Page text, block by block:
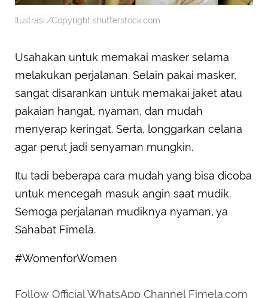
Ilustrasi./Copyright shutterstock.com
Usahakan untuk memakai masker selama
melakukan perjalanan. Selain pakai masker,
sangat disarankan untuk memakai jaket atau
pakaian hangat, nyaman, dan mudah
menyerap keringat. Serta, longgarkan celana
agar perut jadi senyaman mungkin.
Itu tadi beberapa cara mudah yang bisa dicoba
untuk mencegah masuk angin saat mudik.
Semoga perjalanan mudiknya nyaman, ya
Sahabat Fimela.
#WomenforWomen
Follow Official WhatsApp Channel Fimela.com